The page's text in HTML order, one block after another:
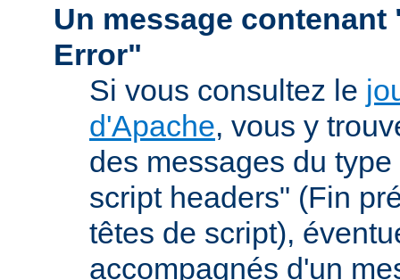
Un message contenant
Error"
Si vous consultez le
d'Apache, vous y
des messages du
script headers" (Fin
têtes de script),
accompagnés d'un